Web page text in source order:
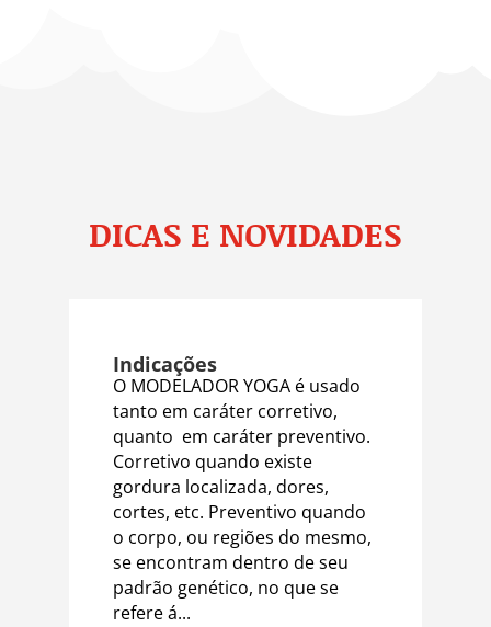
DICAS E NOVIDADES
Indicações
O MODELADOR YOGA é usado
tanto em caráter corretivo,
quanto em caráter preventivo.
Corretivo quando existe
gordura localizada, dores,
cortes, etc. Preventivo quando
o corpo, ou regiões do mesmo,
se encontram dentro de seu
padrão genético, no que se
refere á...